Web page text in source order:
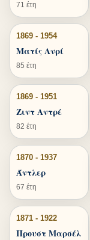
71 έτη
1869 - 1954
Ματίς Ανρί
85 έτη
1869 - 1951
Ζιντ Αντρέ
82 έτη
1870 - 1937
Άντλερ
67 έτη
1871 - 1922
Προυστ Μαρσέλ